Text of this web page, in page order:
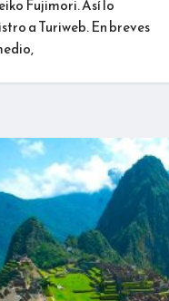
Fujimori. Así lo
a Turiweb. En breves